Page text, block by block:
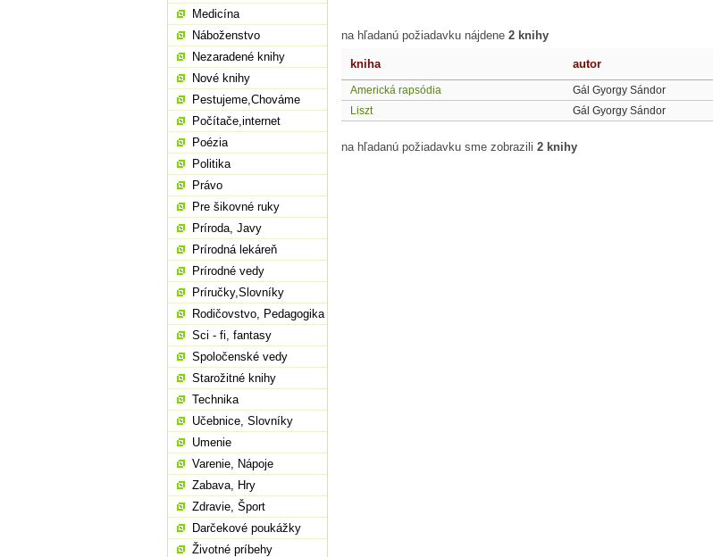
na hľadanú požiadavku nájdene 2 knihy
kniha autor
Americká rapsódia Gál Gyorgy Sándor
Liszt Gál Gyorgy Sándor
na hľadanú požiadavku sme zobrazili 2 knihy
Medicína
Náboženstvo
Nezaradené knihy
Nové knihy
Pestujeme,Chováme
Počítače,internet
Poézia
Politika
Právo
Pre šikovné ruky
Príroda, Javy
Prírodná lekáreň
Prírodné vedy
Príručky,Slovníky
Rodičovstvo, Pedagogika
Sci - fi, fantasy
Spoločenské vedy
Starožitné knihy
Technika
Učebnice, Slovníky
Umenie
Varenie, Nápoje
Zabava, Hry
Zdravie, Šport
Darčekové poukážky
Životné príbehy